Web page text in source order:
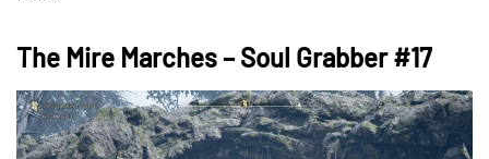
The Mire Marches – Soul Grabber #17